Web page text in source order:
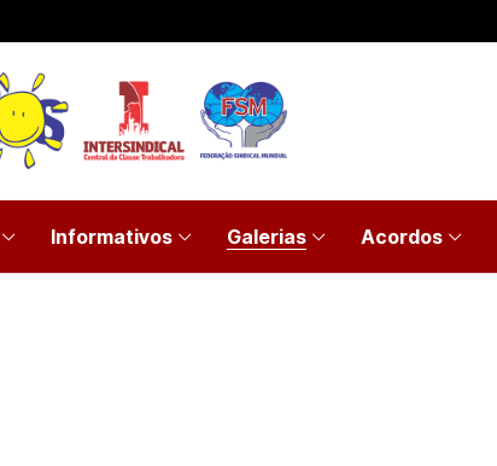
Informativos Galerias Acordos